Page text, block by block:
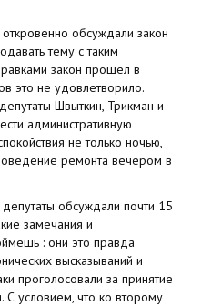
обсуждали закон
тему с таким
закон прошел в
это не удовлетворило.
Швыткин, Трикман и
административную
не только ночью,
ремонта вечером в
обсуждали почти 15
замечания и
: они это правда
высказываний и
проголосовали за принятие
С условием, что ко второму